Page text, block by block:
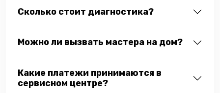
Сколько стоит диагностика?
Можно ли вызвать мастера на дом?
Какие платежи принимаются в
сервисном центре?